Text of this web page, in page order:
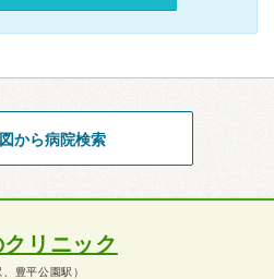
から病院検索
リニック
豊平公園駅）